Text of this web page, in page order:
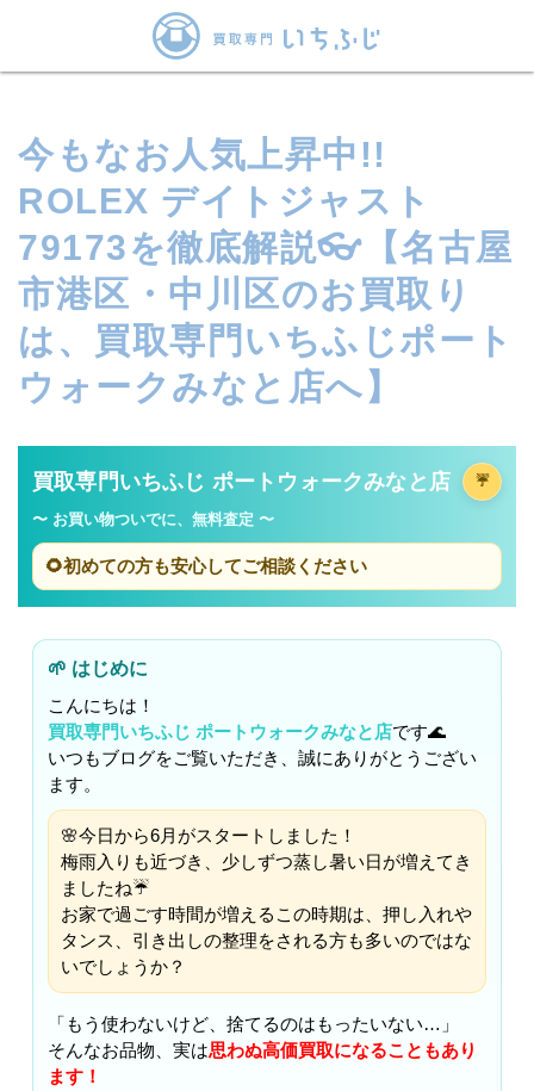
今もなお人気上昇中!!
ROLEX デイトジャスト
79173を徹底解説👓【名古屋
市港区・中川区のお買取り
は、買取専門いちふじポート
ウォークみなと店へ】
買取専門いちふじ ポートウォークみなと店 ☔
〜 お買い物ついでに、無料査定 〜
🌻初めての方も安心してご相談ください
🌱 はじめに
こんにちは！
買取専門いちふじ ポートウォークみなと店です🌊
いつもブログをご覧いただき、誠にありがとうござい
ます。
🌸今日から6月がスタートしました！
梅雨入りも近づき、少しずつ蒸し暑い日が増えてき
ましたね☔
お家で過ごす時間が増えるこの時期は、押し入れや
タンス、引き出しの整理をされる方も多いのではな
いでしょうか？
「もう使わないけど、捨てるのはもったいない…」
そんなお品物、実は思わぬ高価買取になることもあり
ます！